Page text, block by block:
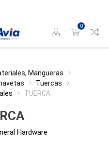
0
Mangueras
Tuercas
TUERCA
Hardware